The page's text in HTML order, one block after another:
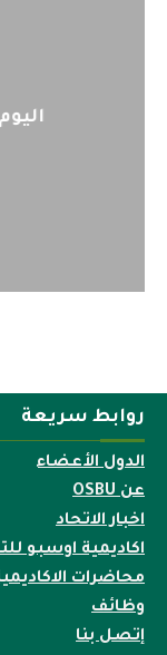
اليوم :
روابط سريعة
الدول الأعضاء
عن OSBU
اخبار الاتحاد
اكاديمية اوسبو
محاضرات
وظائف
إتصل بنا